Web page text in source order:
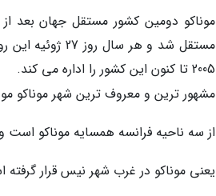
مستقل شد و هر
2005 تا کنون این کشور را اداره می کند.
مشهور ترین و معروف ترین شهر موناکو
از سه ناحیه فرانسه همسایه موناکو است
یعنی موناکو در غرب شهر نیس قرار